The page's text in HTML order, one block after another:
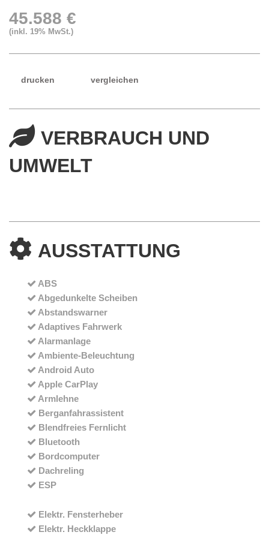
45.588 €
(inkl. 19% MwSt.)
drucken vergleichen
VERBRAUCH UND
UMWELT
AUSSTATTUNG
ABS
Abgedunkelte Scheiben
Abstandswarner
Adaptives Fahrwerk
Alarmanlage
Ambiente-Beleuchtung
Android Auto
Apple CarPlay
Armlehne
Berganfahrassistent
Blendfreies Fernlicht
Bluetooth
Bordcomputer
Dachreling
ESP
Elektr. Fensterheber
Elektr. Heckklappe